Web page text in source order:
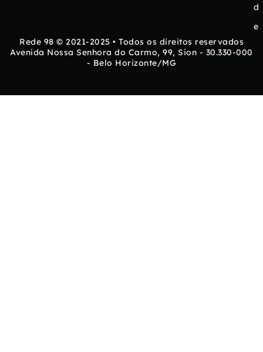
d
e
Rede 98 © 2021-2025 • Todos os direitos reservados
Avenida Nossa Senhora do Carmo, 99, Sion - 30.330-000
- Belo Horizonte/MG